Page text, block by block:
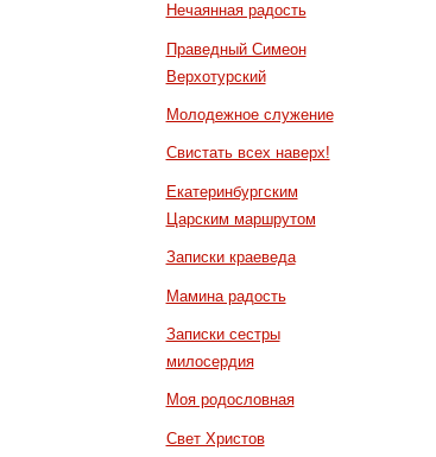
Нечаянная радость
Праведный Симеон
Верхотурский
Молодежное служение
Свистать всех наверх!
Екатеринбургским
Царским маршрутом
Записки краеведа
Мамина радость
Записки сестры
милосердия
Моя родословная
Свет Христов